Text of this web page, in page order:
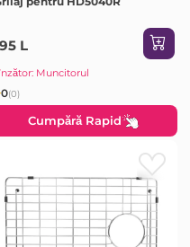
L
Muncitorul
0(0)
Cumpără Rapid